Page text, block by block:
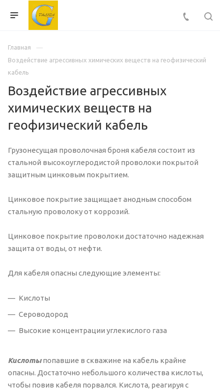
Главная
Воздействие агрессивных химических веществ на геофизический
кабель
Воздействие агрессивных
химических веществ на
геофизический кабель
Грузонесущая проволочная броня кабеля состоит из
стальной высокоуглеродистой проволоки покрытой
защитным цинковым покрытием.
Цинковое покрытие защищает анодным способом
стальную проволоку от коррозий.
Цинковое покрытие проволоки достаточно надежная
защита от воды, от нефти.
Для кабеля опасны следующие элементы:
Кислоты
Сероводород
Высокие концентрации углекислого газа
Кислотыпопавшие в скважине на кабель крайне
опасны. Достаточно небольшого количества кислоты,
чтобы повив кабеля порвался. Кислота, реагируя с